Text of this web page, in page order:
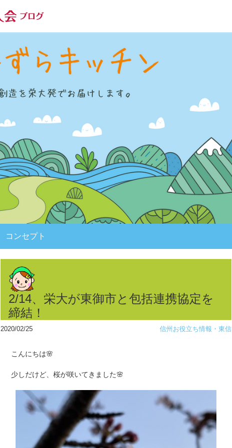
コンセプト
2/14、栄大が東御市と包括連携協定を
締結！
2020/02/25 信州お役立ち情報・東信
こんにちは🌸
少しだけど、桜が咲いてきました🌸